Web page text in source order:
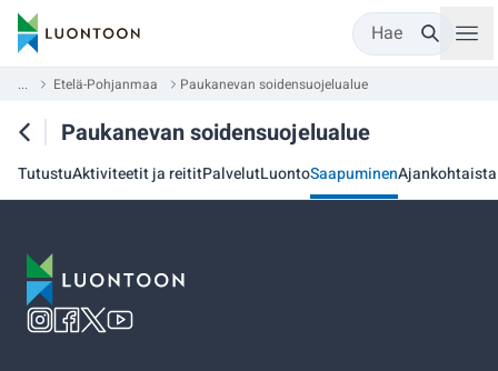
Hae
... Etelä-Pohjanmaa Paukanevan soidensuojelualue
Paukanevan soidensuojelualue
TutustuAktiviteetit ja reititPalvelutLuontoSaapuminenAjankohtaista